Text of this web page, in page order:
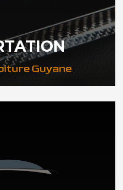
Guyane
AUTO en Guyane